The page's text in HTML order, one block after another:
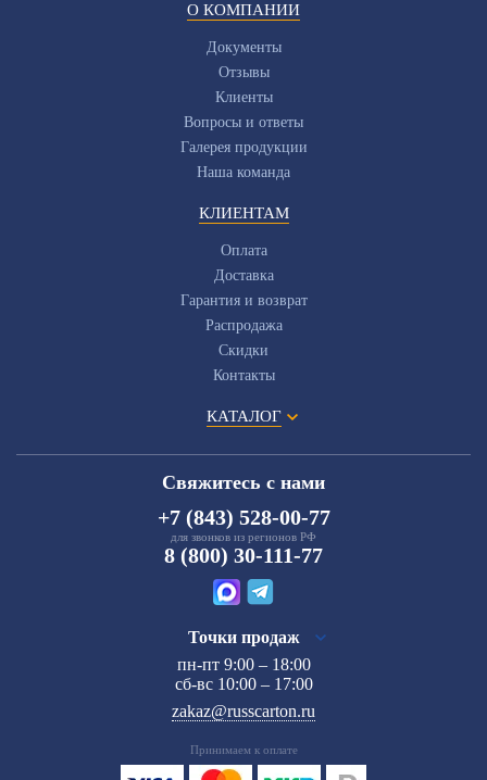
О КОМПАНИИ
Документы
Отзывы
Клиенты
Вопросы и ответы
Галерея продукции
Наша команда
КЛИЕНТАМ
Оплата
Доставка
Гарантия и возврат
Распродажа
Скидки
Контакты
КАТАЛОГ
Свяжитесь с нами
+7 (843) 528-00-77
для звонков из регионов РФ
8 (800) 30-111-77
Точки продаж
пн-пт 9:00 – 18:00
сб-вс 10:00 – 17:00
zakaz@russcarton.ru
Принимаем к оплате